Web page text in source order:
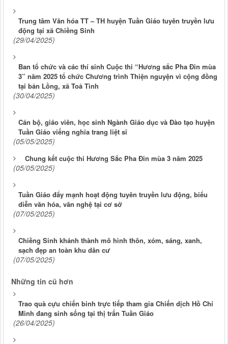
Trung tâm Văn hóa TT – TH huyện Tuần Giáo tuyên truyền lưu
động tại xã Chiềng Sinh
(29/04/2025)
Ban tổ chức và các thí sinh Cuộc thi “Hương sắc Pha Đin mùa
3” năm 2025 tổ chức Chương trình Thiện nguyện vì cộng đồng
tại bản Lồng, xã Toả Tình
(30/04/2025)
Cán bộ, giáo viên, học sinh Ngành Giáo dục và Đào tạo huyện
Tuần Giáo viếng nghĩa trang liệt sĩ
(05/05/2025)
Chung kết cuộc thi Hương Sắc Pha Đin mùa 3 năm 2025
(05/05/2025)
Tuần Giáo đẩy mạnh hoạt động tuyên truyền lưu động, biểu
diễn văn hóa, văn nghệ tại cơ sở
(07/05/2025)
Chiềng Sinh khánh thành mô hình thôn, xóm, sáng, xanh,
sạch đẹp an toàn khu dân cư
(07/05/2025)
Những tin cũ hơn
Trao quà cựu chiến binh trực tiếp tham gia Chiến dịch Hồ Chí
Minh đang sinh sống tại thị trấn Tuần Giáo
(26/04/2025)